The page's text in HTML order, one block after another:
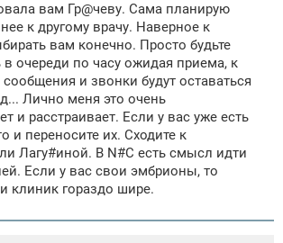
вам Гр@чеву. Сама планирую
к другому врачу. Наверное к
вам конечно. Просто будьте
в очереди по часу ожидая приема, к
и звонки будут оставаться
Лично меня это очень
и расстраивает. Если у вас уже есть
и переносите их. Сходите к
Лагу#иной. В N#C есть смысл идти
Если у вас свои эмбрионы, то
клиник гораздо шире.